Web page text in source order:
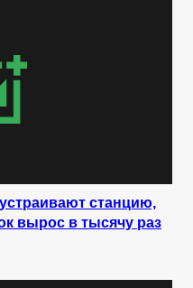
станцию,
вырос в тысячу раз